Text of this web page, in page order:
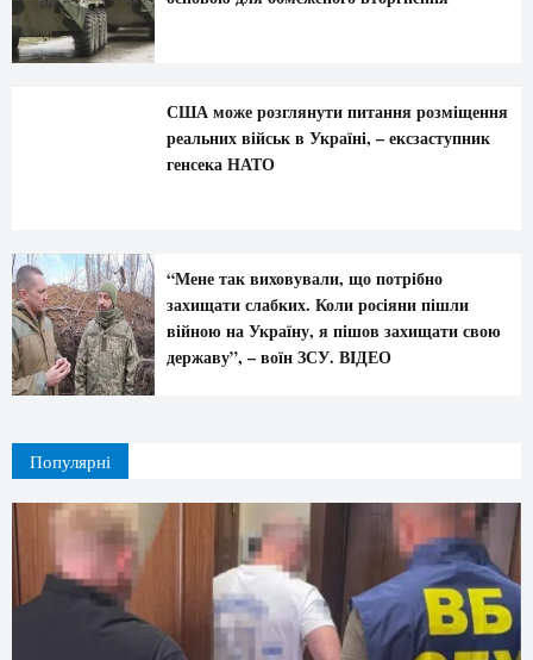
США може розглянути питання розміщення
реальних військ в Україні, – ексзаступник
генсека НАТО
“Мене так виховували, що потрібно
захищати слабких. Коли росіяни пішли
війною на Україну, я пішов захищати свою
державу”, – воїн ЗСУ. ВIДЕО
Популярні